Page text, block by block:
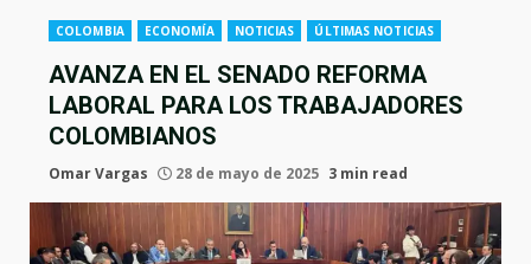
COLOMBIA ECONOMÍA NOTICIAS ÚLTIMAS NOTICIAS
AVANZA EN EL SENADO REFORMA
LABORAL PARA LOS TRABAJADORES
COLOMBIANOS
Omar Vargas 28 de mayo de 2025 3 min read